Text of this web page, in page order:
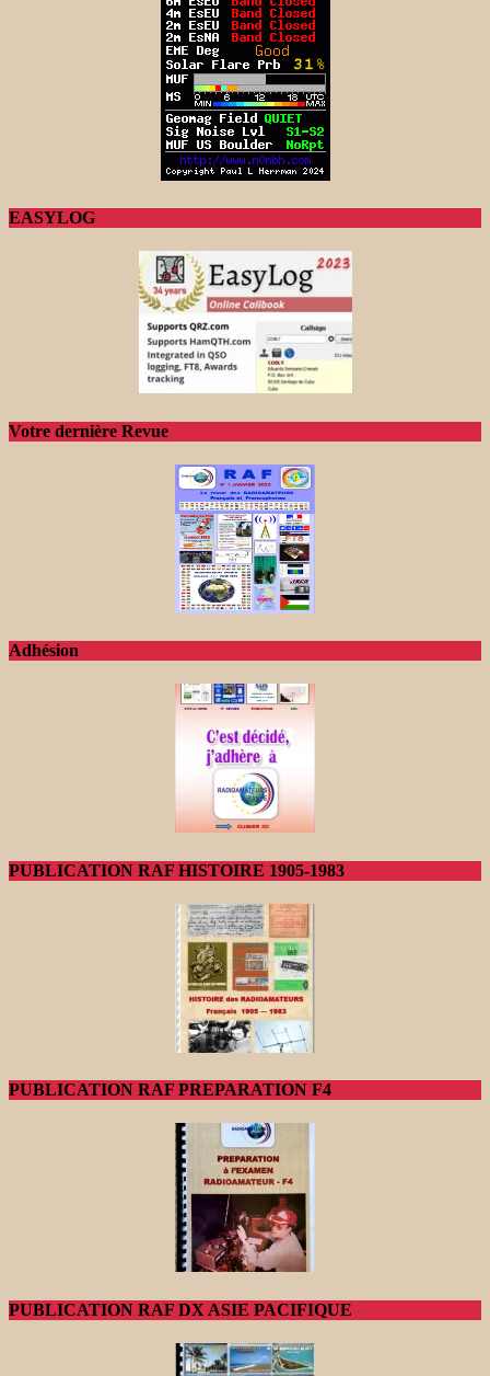
EASYLOG
Votre dernière Revue
Adhésion
PUBLICATION RAF HISTOIRE 1905-1983
PUBLICATION RAF PREPARATION F4
PUBLICATION RAF DX ASIE PACIFIQUE